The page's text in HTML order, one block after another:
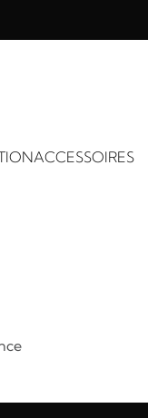
ACCESSOIRES